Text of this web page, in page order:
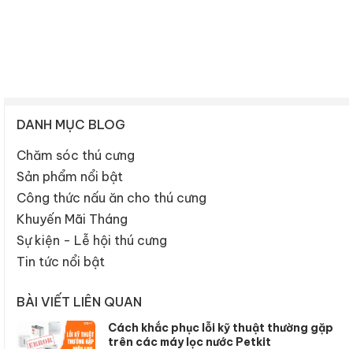
DANH MỤC BLOG
Chăm sóc thú cưng
Sản phẩm nổi bật
Công thức nấu ăn cho thú cưng
Khuyến Mãi Tháng
Sự kiện - Lễ hội thú cưng
Tin tức nổi bật
BÀI VIẾT LIÊN QUAN
Cách khắc phục lỗi kỹ thuật thường gặp
trên các máy lọc nước Petkit